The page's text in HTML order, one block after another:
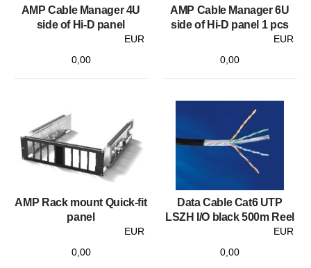
AMP Cable Manager 4U
side of Hi-D panel
EUR
0,00
AMP Cable Manager 6U
side of Hi-D panel 1 pcs
EUR
0,00
AMP Rack mount Quick-fit
panel
EUR
0,00
Data Cable Cat6 UTP
LSZH I/O black 500m Reel
EUR
0,00